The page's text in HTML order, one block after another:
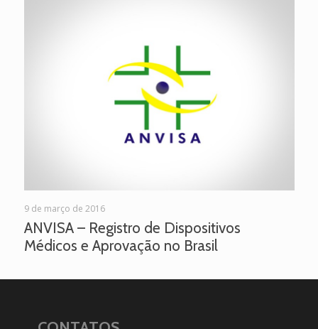
9 de março de 2016
ANVISA – Registro de Dispositivos
Médicos e Aprovação no Brasil